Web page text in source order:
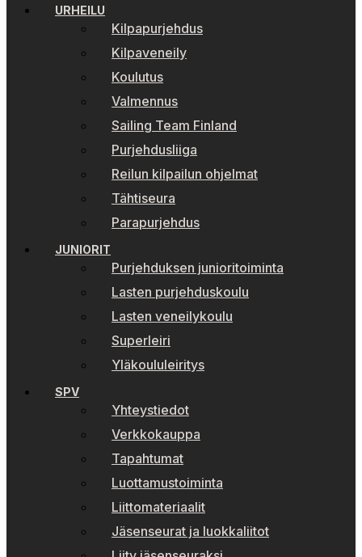
URHEILU
Kilpapurjehdus
Kilpaveneily
Koulutus
Valmennus
Sailing Team Finland
Purjehdusliiga
Reilun kilpailun ohjelmat
Tähtiseura
Parapurjehdus
JUNIORIT
Purjehduksen junioritoiminta
Lasten purjehduskoulu
Lasten veneilykoulu
Superleiri
Yläkoululeiritys
SPV
Yhteystiedot
Verkkokauppa
Tapahtumat
Luottamustoiminta
Liittomateriaalit
Jäsenseurat ja luokkaliitot